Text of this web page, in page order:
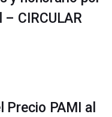
CIRCULAR
Precio PAMI al